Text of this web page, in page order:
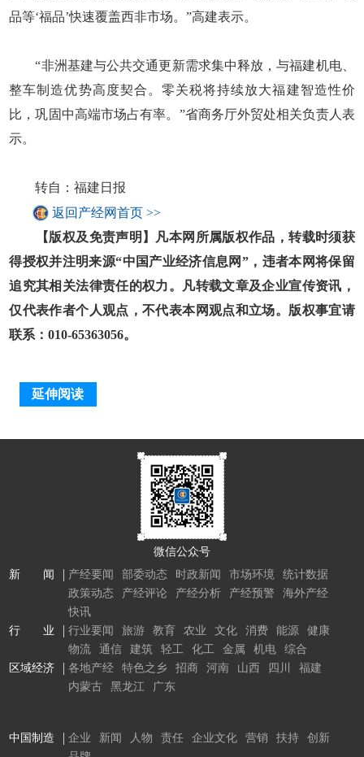
品等‘福品’快速覆盖西非市场。”高建表示。
“非洲基建与公共交通更新需求集中释放，与福建机电、
整车制造优势高度契合。零关税将持续放大福建智造性价
比，巩固中高端市场占有率。”省商务厅外贸处相关负责人表
示。
转自：福建日报
返回产经网首页 >>
【版权及免责声明】凡本网所属版权作品，转载时须获
得授权并注明来源“中国产业经济信息网”，违者本网将保留
追究其相关法律责任的权力。凡转载文章及企业宣传资讯，
仅代表作者个人观点，不代表本网观点和立场。版权事宜请
联系：010-65363056。
延伸阅读
微信公众号
新 闻
产经要闻 部委动态 时政新闻 市场环境
统计数据
政策动态
产经评论 产经分析 产经预警
海外产经
快讯
行 业
行业要闻 旅游 教育 农业 文化 消费 能源
健康
物流
通信 建筑 轻工 化工 金属 机电
综合
区域经济
各地产经 特色之乡 招商 河南 山西 四川
福建
内蒙古
黑龙江 广东
中国制造 企业 新闻 人物 责任 企业文化 营销 扶持
创新